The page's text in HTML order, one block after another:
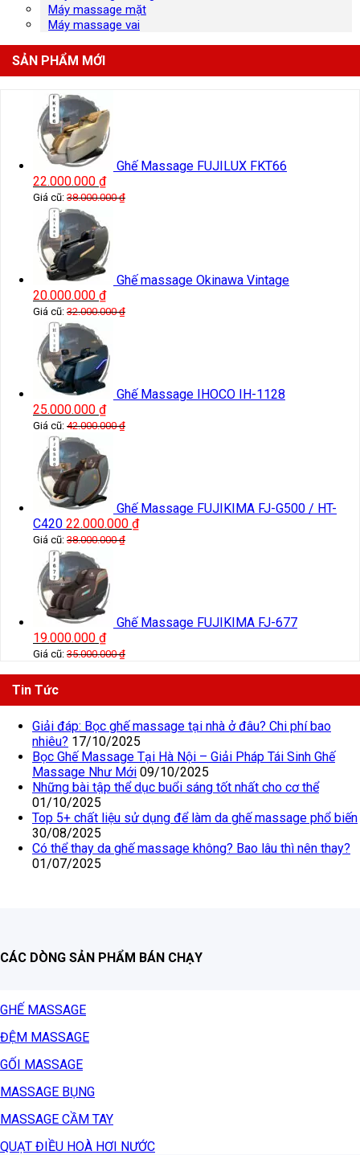
Máy massage mặt
Máy massage vai
SẢN PHẨM MỚI
Ghế Massage FUJILUX FKT66
22.000.000 ₫
Giá cũ: 38.000.000₫
Ghế massage Okinawa Vintage
20.000.000 ₫
Giá cũ: 32.000.000₫
Ghế Massage IHOCO IH-1128
25.000.000 ₫
Giá cũ: 42.000.000₫
Ghế Massage FUJIKIMA FJ-G500 / HT-
C420 22.000.000 ₫
Giá cũ: 38.000.000₫
Ghế Massage FUJIKIMA FJ-677
19.000.000 ₫
Giá cũ: 35.000.000₫
Tin Tức
Giải đáp: Bọc ghế massage tại nhà ở đâu? Chi phí bao
nhiêu? 17/10/2025
Bọc Ghế Massage Tại Hà Nội – Giải Pháp Tái Sinh Ghế
Massage Như Mới 09/10/2025
Những bài tập thể dục buổi sáng tốt nhất cho cơ thể
01/10/2025
Top 5+ chất liệu sử dụng để làm da ghế massage phổ biến
30/08/2025
Có thể thay da ghế massage không? Bao lâu thì nên thay?
01/07/2025
CÁC DÒNG SẢN PHẨM BÁN CHẠY
GHẾ MASSAGE
ĐỆM MASSAGE
GỐI MASSAGE
MASSAGE BỤNG
MASSAGE CẦM TAY
QUẠT ĐIỀU HOÀ HƠI NƯỚC